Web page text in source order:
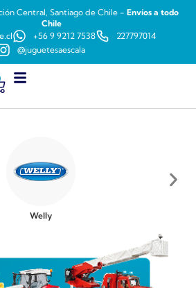
Central, Santiago de Chile - Envíos a todo
Chile
+56 9 9212 7538
227797014
@juguetesaescala
Welly